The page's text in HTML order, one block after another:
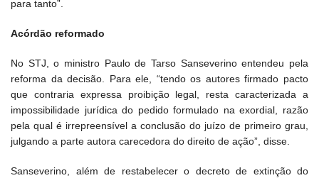
para tanto”.
Acórdão reformado
No STJ, o ministro Paulo de Tarso Sanseverino entendeu pela
reforma da decisão. Para ele, “tendo os autores firmado pacto
que contraria expressa proibição legal, resta caracterizada a
impossibilidade jurídica do pedido formulado na exordial, razão
pela qual é irrepreensível a conclusão do juízo de primeiro grau,
julgando a parte autora carecedora do direito de ação”, disse.
Sanseverino, além de restabelecer o decreto de extinção do